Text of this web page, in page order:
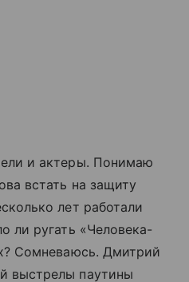
и актеры. Понимаю
встать на защиту
лет работали
ли ругать «Человека-
Сомневаюсь. Дмитрий
выстрелы паутины